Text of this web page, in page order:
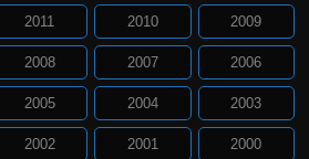
2011 2010 2009
2008 2007 2006
2005 2004 2003
2002 2001 2000